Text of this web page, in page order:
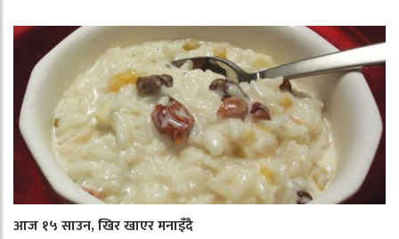
आज १५ साउन, खिर खाएर मनाइँदै